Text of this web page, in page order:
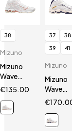
38
Mizuno
Mizuno
Wave
Voltage
€135.00
37
38
39
41
Mizuno
Mizuno
Wave
€